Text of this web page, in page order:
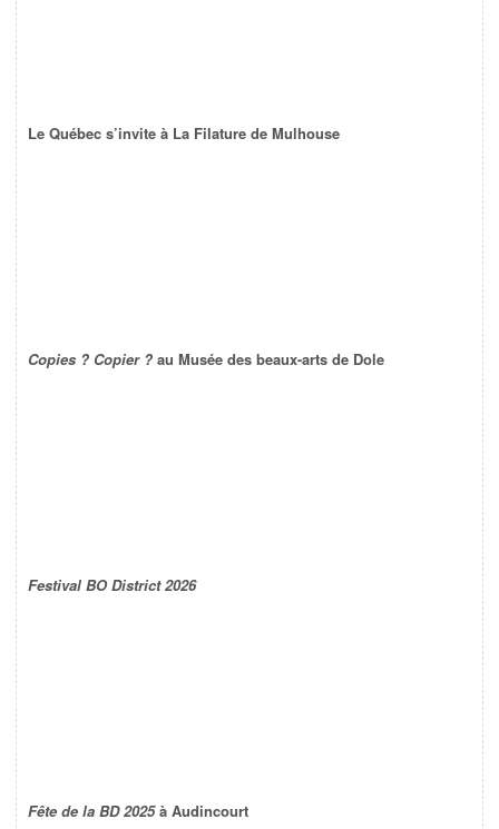
Le Québec s’invite à La Filature de Mulhouse
Copies ? Copier ? au Musée des beaux-arts de Dole
Festival BO District 2026
Fête de la BD 2025à Audincourt